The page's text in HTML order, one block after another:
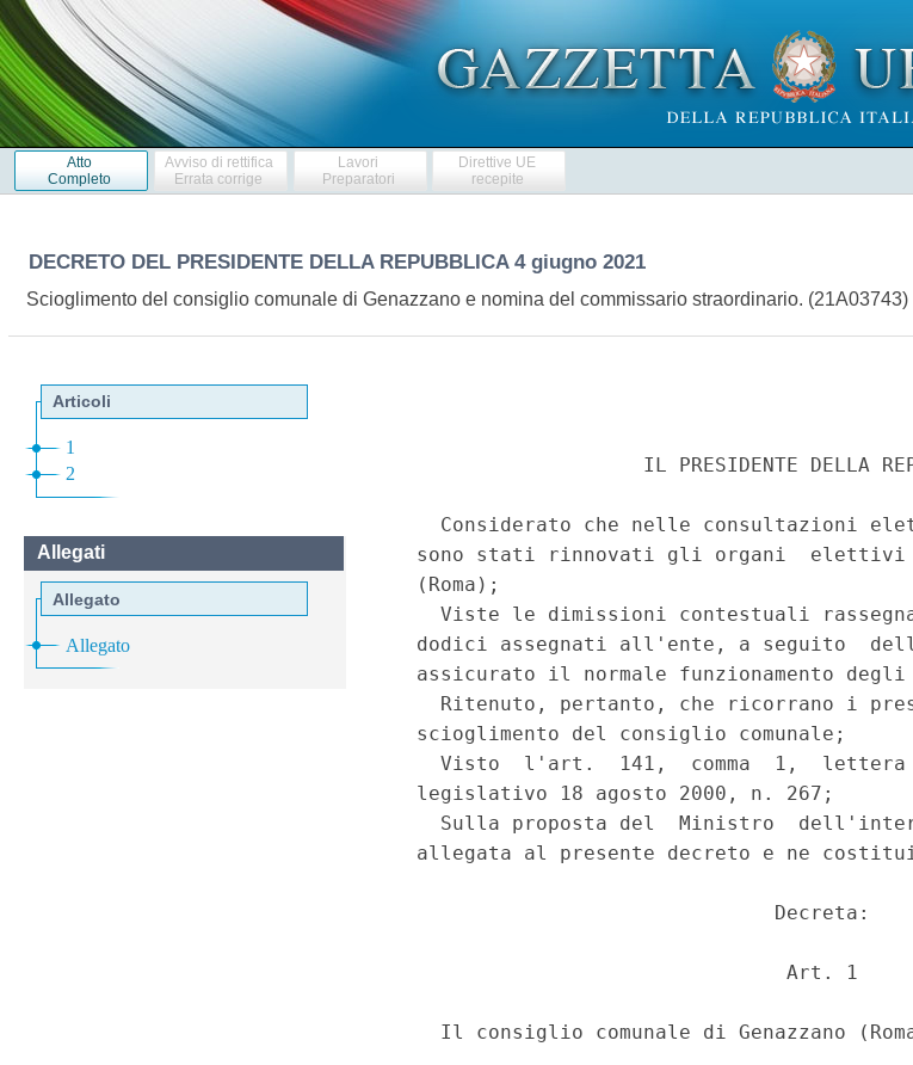
Atto
Completo
Avviso di rettifica
Errata corrige
Lavori
Preparatori
Direttive UE
recepite
DECRETO DEL PRESIDENTE DELLA REPUBBLICA 4 giugno 2021
Scioglimento del consiglio comunale di Genazzano e nomina del commissario straordinario. (21A03743)